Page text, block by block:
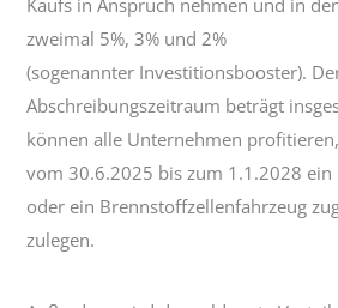
Kaufs in Anspruch nehmen und in
zweimal 5%, 3% und 2%
(sogenannter Investitionsbooster).
Abschreibungszeitraum beträgt
können alle Unternehmen
vom 30.6.2025 bis zum 1.1.2028 ein
oder ein Brennstoffzellenfahrzeug
zulegen.